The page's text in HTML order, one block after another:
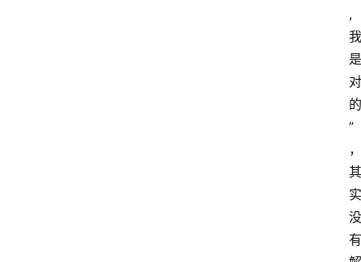
,
我
是
对
的
”
，
其
实
没
有